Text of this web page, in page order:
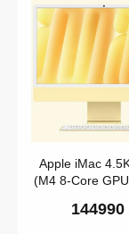
Apple
iMac
24
Retina
4,5K
Apple
2023
24
(2024)
Apple iMac
(M4 8-Core
(2024)
144990